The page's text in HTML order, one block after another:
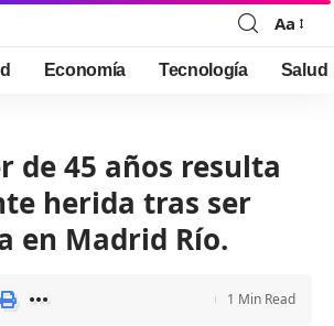
Font
Resizer
Aa
Economía Tecnología Salud
de 45 años resulta
herida tras ser
en Madrid Río.
1 Min Read